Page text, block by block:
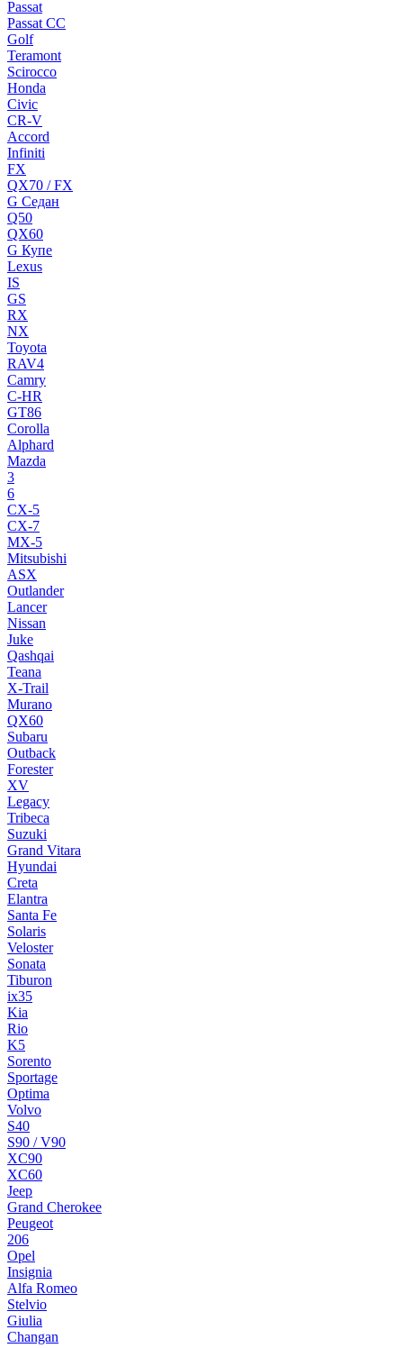
Passat
Passat CC
Golf
Teramont
Scirocco
Honda
Civic
CR-V
Accord
Infiniti
FX
QX70 / FX
G Cедан
Q50
QX60
G Купе
Lexus
IS
GS
RX
NX
Toyota
RAV4
Camry
C-HR
GT86
Corolla
Alphard
Mazda
3
6
CX-5
CX-7
MX-5
Mitsubishi
ASX
Outlander
Lancer
Nissan
Juke
Qashqai
Teana
X-Trail
Murano
QX60
Subaru
Outback
Forester
XV
Legacy
Tribeca
Suzuki
Grand Vitara
Hyundai
Creta
Elantra
Santa Fe
Solaris
Veloster
Sonata
Tiburon
ix35
Kia
Rio
K5
Sorento
Sportage
Optima
Volvo
S40
S90 / V90
XC90
XC60
Jeep
Grand Cherokee
Peugeot
206
Opel
Insignia
Alfa Romeo
Stelvio
Giulia
Changan